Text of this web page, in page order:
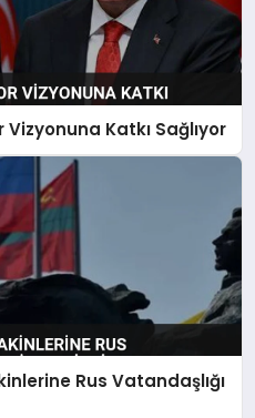
Katkı Sağlıyor
Rus Vatandaşlığı